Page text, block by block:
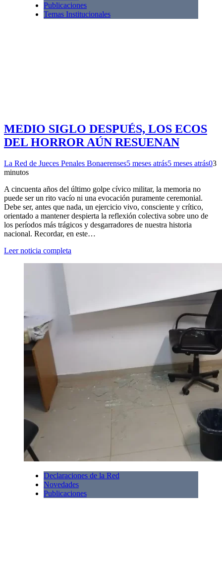
Publicaciones
Temas Institucionales
MEDIO SIGLO DESPUÉS, LOS ECOS
DEL HORROR AÚN RESUENAN
La Red de Jueces Penales Bonaerenses5 meses atrás5 meses atrás03
minutos
A cincuenta años del último golpe cívico militar, la memoria no
puede ser un rito vacío ni una evocación puramente ceremonial.
Debe ser, antes que nada, un ejercicio vivo, consciente y crítico,
orientado a mantener despierta la reflexión colectiva sobre uno de
los períodos más trágicos y desgarradores de nuestra historia
nacional. Recordar, en este…
Leer noticia completa
Declaraciones de la Red
Novedades
Publicaciones